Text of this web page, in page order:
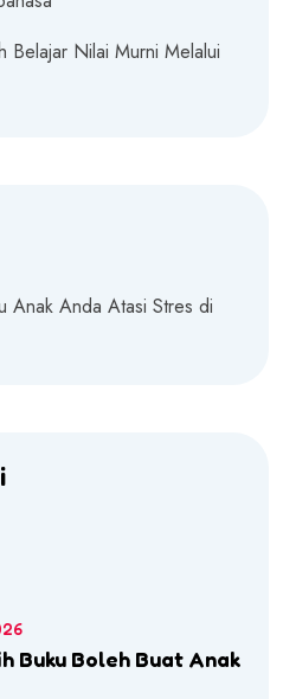
Belajar Nilai Murni Melalui
Anak Anda Atasi Stres di
Buku Boleh Buat Anak